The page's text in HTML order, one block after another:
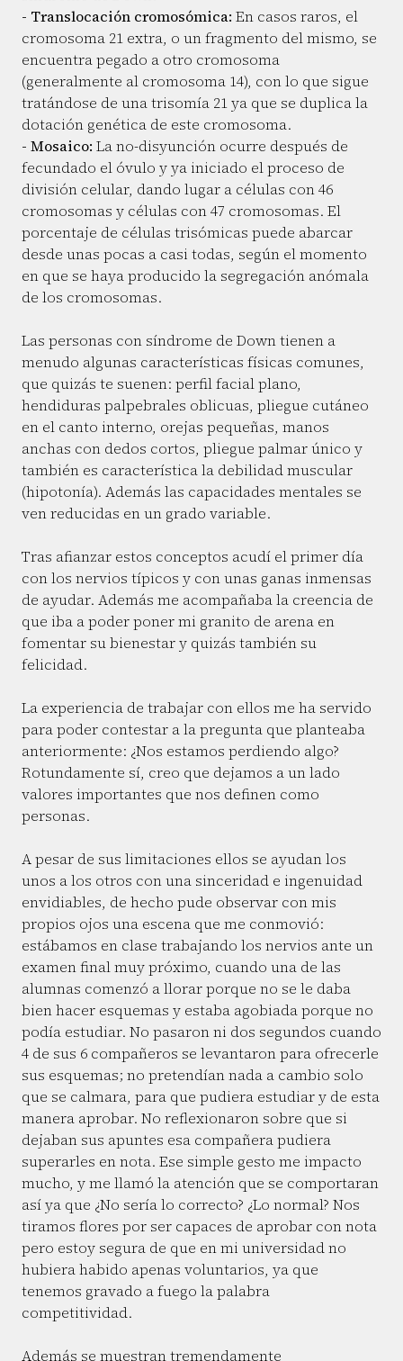
- Translocación cromosómica: En casos raros, el
cromosoma 21 extra, o un fragmento del mismo, se
encuentra pegado a otro cromosoma
(generalmente al cromosoma 14), con lo que sigue
tratándose de una trisomía 21 ya que se duplica la
dotación genética de este cromosoma.
- Mosaico: La no-disyunción ocurre después de
fecundado el óvulo y ya iniciado el proceso de
división celular, dando lugar a células con 46
cromosomas y células con 47 cromosomas. El
porcentaje de células trisómicas puede abarcar
desde unas pocas a casi todas, según el momento
en que se haya producido la segregación anómala
de los cromosomas.
Las personas con síndrome de Down tienen a
menudo algunas características físicas comunes,
que quizás te suenen: perfil facial plano,
hendiduras palpebrales oblicuas, pliegue cutáneo
en el canto interno, orejas pequeñas, manos
anchas con dedos cortos, pliegue palmar único y
también es característica la debilidad muscular
(hipotonía). Además las capacidades mentales se
ven reducidas en un grado variable.
Tras afianzar estos conceptos acudí el primer día
con los nervios típicos y con unas ganas inmensas
de ayudar. Además me acompañaba la creencia de
que iba a poder poner mi granito de arena en
fomentar su bienestar y quizás también su
felicidad.
La experiencia de trabajar con ellos me ha servido
para poder contestar a la pregunta que planteaba
anteriormente: ¿Nos estamos perdiendo algo?
Rotundamente sí, creo que dejamos a un lado
valores importantes que nos definen como
personas.
A pesar de sus limitaciones ellos se ayudan los
unos a los otros con una sinceridad e ingenuidad
envidiables, de hecho pude observar con mis
propios ojos una escena que me conmovió:
estábamos en clase trabajando los nervios ante un
examen final muy próximo, cuando una de las
alumnas comenzó a llorar porque no se le daba
bien hacer esquemas y estaba agobiada porque no
podía estudiar. No pasaron ni dos segundos cuando
4 de sus 6 compañeros se levantaron para ofrecerle
sus esquemas; no pretendían nada a cambio solo
que se calmara, para que pudiera estudiar y de esta
manera aprobar. No reflexionaron sobre que si
dejaban sus apuntes esa compañera pudiera
superarles en nota. Ese simple gesto me impacto
mucho, y me llamó la atención que se comportaran
así ya que ¿No sería lo correcto? ¿Lo normal? Nos
tiramos flores por ser capaces de aprobar con nota
pero estoy segura de que en mi universidad no
hubiera habido apenas voluntarios, ya que
tenemos gravado a fuego la palabra
competitividad.
Además se muestran tremendamente